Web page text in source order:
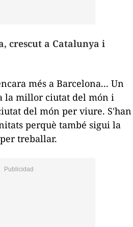
crescut a Catalunya i
més a Barcelona... Un
la millor ciutat del món i
del món per viure. S'han
perquè també sigui la
treballar.